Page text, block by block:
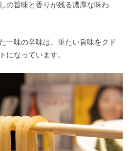
の旨味と香りが残る濃厚な味わ
一味の辛味は、重たい旨味をクド
になっています。